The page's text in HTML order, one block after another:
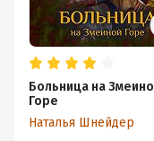
Больница на
Горе
Наталья Шнейдер